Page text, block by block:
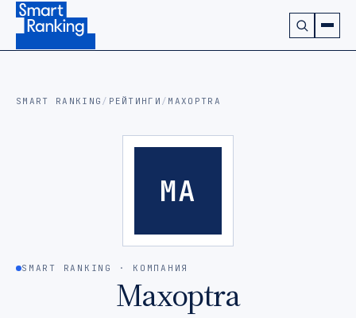
Подписаться на наш канал в Telegram (откроется в
SMART RANKING / РЕЙТИНГИ / MAXOPTRA
MA
SMART RANKING · КОМПАНИЯ
Maxoptra